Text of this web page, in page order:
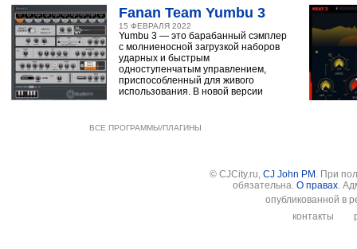
Fanan Team Yumbu 3
15 ФЕВРАЛЯ 2022
Yumbu 3 — это барабанный сэмплер
с молниеносной загрузкой наборов
ударных и быстрым
одноступенчатым управлением,
приспособленный для живого
использования. В новой версии
ВСЕ ПРОГРАММЫ/ПЛАГИНЫ
© CJCity.ru, CJ John PM . При
обязательна. О правах.
опубликованной в
контакты